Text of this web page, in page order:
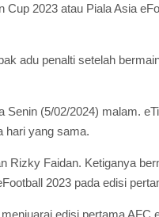
2023 atau Piala Asia
adu penalti setelah
Senin (5/02/2024) malam.
hari yang sama.
Rizky Faidan. Ketiganya
2023 pada edisi
edisi pertama AFC